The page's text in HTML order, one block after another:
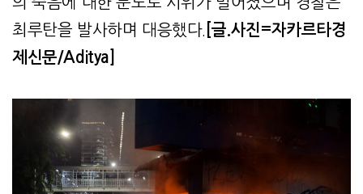
최루탄을 발사하며 대응했다. [글.사진=자카르타경
제신문/Aditya]